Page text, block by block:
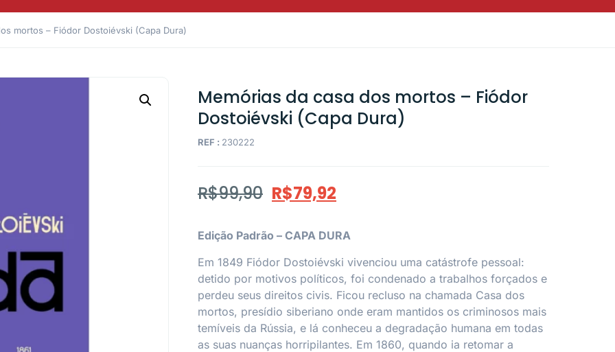
mortos – Fiódor Dostoiévski (Capa Dura)
Memórias da casa dos mortos – Fiódor
Dostoiévski (Capa Dura)
REF : 230222
R$99,90 R$79,92
Edição Padrão – CAPA DURA
Em 1849 Fiódor Dostoiévski vivenciou uma catástrofe pessoal:
detido por motivos políticos, foi condenado a trabalhos forçados e
perdeu seus direitos civis. Ficou recluso na chamada Casa dos
mortos, presídio siberiano onde eram mantidos os criminosos mais
temíveis da Rússia, e lá conheceu a degradação humana em todas
as suas nuanças horripilantes. Em 1860, quando ia retomar a